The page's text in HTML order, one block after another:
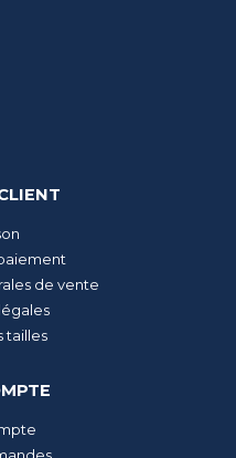
de vente
tailles